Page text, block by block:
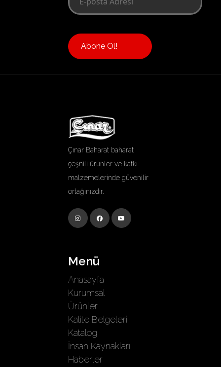
Abone Ol!
Çınar Baharat baharat
çeşnili ürünler ve katkı
malzemelerinde güvenilir
ortağınızdır.
Menü
Anasayfa
Kurumsal
Ürünler
Kalite Belgeleri
Katalog
İnsan Kaynakları
Haberler